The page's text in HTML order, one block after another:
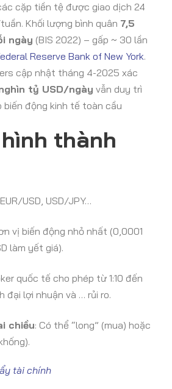
cặp tiền tệ được giao dịch 24
Khối lượng bình quân 7,5
ngày (BIS 2022) – gấp ~ 30 lần
Reserve Bank of New York.
cập nhật tháng 4-2025 xác
tỷ USD/ngày vẫn duy trì
động kinh tế toàn cầu
thành
USD, USD/JPY…
vị biến động nhỏ nhất (0,0001
làm yết giá).
quốc tế cho phép từ 1:10 đến
đại lợi nhuận và … rủi ro.
chiều: Có thể “long” (mua) hoặc
tài chính